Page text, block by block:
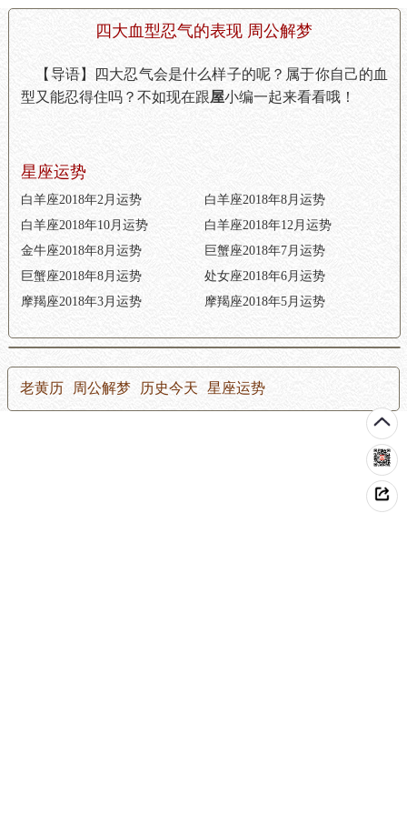
四大血型忍气的表现 周公解梦
【导语】四大忍气会是什么样子的呢？属于你自己的血
型又能忍得住吗？不如现在跟屋小编一起来看看哦！
星座运势
白羊座2018年2月运势
白羊座2018年8月运势
白羊座2018年10月运势
白羊座2018年12月运势
金牛座2018年8月运势
巨蟹座2018年7月运势
巨蟹座2018年8月运势
处女座2018年6月运势
摩羯座2018年3月运势
摩羯座2018年5月运势
老黄历 周公解梦 历史今天 星座运势